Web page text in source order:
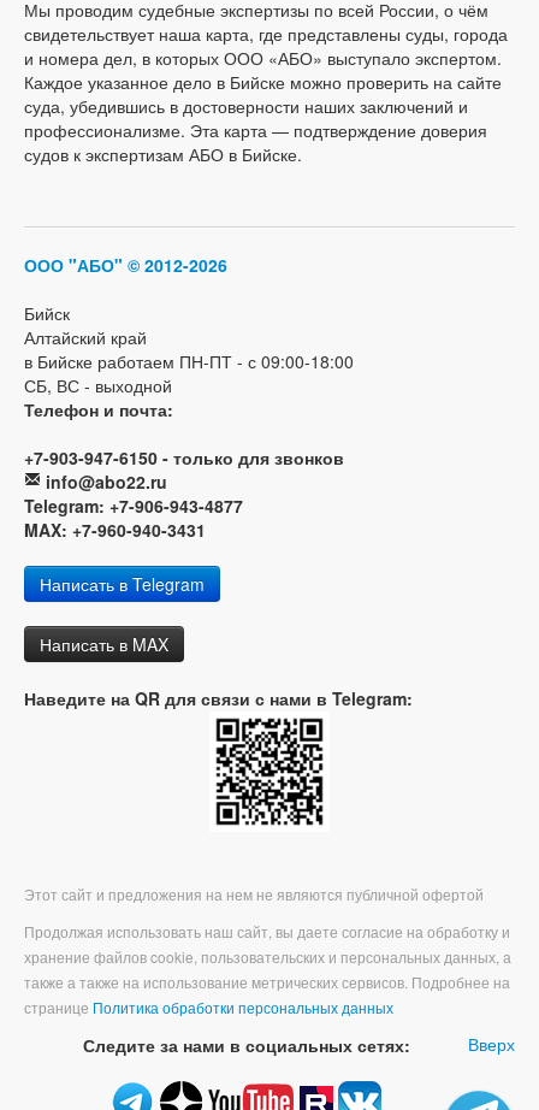
Мы проводим судебные экспертизы по всей России, о чём
свидетельствует наша карта, где представлены суды, города
и номера дел, в которых ООО «АБО» выступало экспертом.
Каждое указанное дело в Бийске можно проверить на сайте
суда, убедившись в достоверности наших заключений и
профессионализме. Эта карта — подтверждение доверия
судов к экспертизам АБО в Бийске.
ООО "АБО" © 2012-2026
Бийск
Алтайский край
в Бийске работаем ПН-ПТ - с 09:00-18:00
СБ, ВС - выходной
Телефон и почта:
+7-903-947-6150 - только для звонков
info@abo22.ru
Telegram: +7-906-943-4877
MAX: +7-960-940-3431
Написать в Telegram
Написать в MAX
Наведите на QR для связи с нами в Telegram:
Этот сайт и предложения на нем не являются публичной офертой
Продолжая использовать наш сайт, вы даете согласие на обработку и
хранение файлов cookie, пользовательских и персональных данных, а
также а также на использование метрических сервисов. Подробнее на
странице Политика обработки персональных данных
Вверх
Следите за нами в социальных сетях: